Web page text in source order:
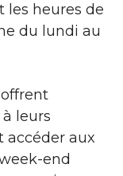
les heures de
du lundi au
leurs
accéder aux
end